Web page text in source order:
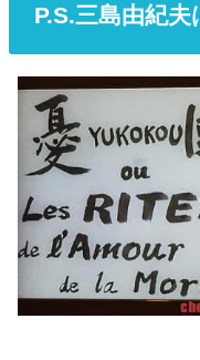
P.S.三島由紀夫